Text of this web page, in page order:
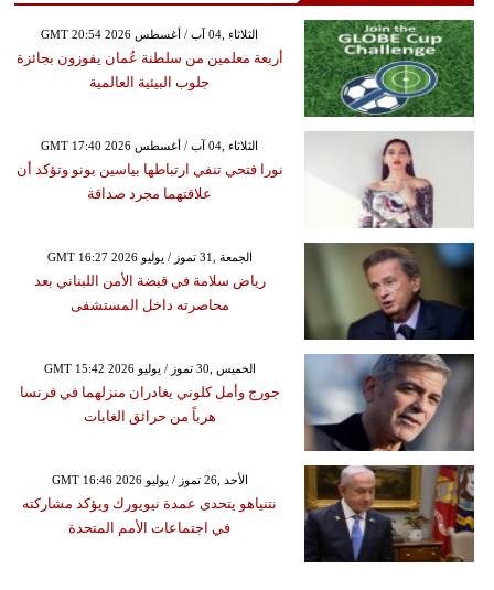
GMT 20:54 2026 الثلاثاء ,04 آب / أغسطس
أربعة معلمين من سلطنة عُمان يفوزون بجائزة
جلوب البيئية العالمية
GMT 17:40 2026 الثلاثاء ,04 آب / أغسطس
نورا فتحي تنفي ارتباطها بياسين بونو وتؤكد أن
علاقتهما مجرد صداقة
GMT 16:27 2026 الجمعة ,31 تموز / يوليو
رياض سلامة في قبضة الأمن اللبناني بعد
محاصرته داخل المستشفى
GMT 15:42 2026 الخميس ,30 تموز / يوليو
جورج وأمل كلوني يغادران منزلهما في فرنسا
هرباً من حرائق الغابات
GMT 16:46 2026 الأحد ,26 تموز / يوليو
نتنياهو يتحدى عمدة نيويورك ويؤكد مشاركته
في اجتماعات الأمم المتحدة